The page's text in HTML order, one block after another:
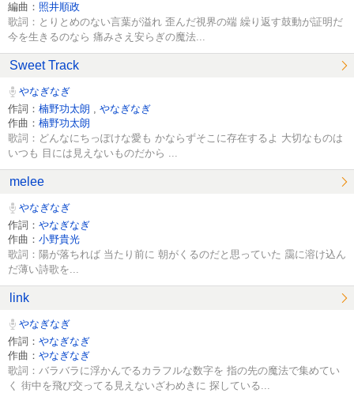
編曲： 照井順政
歌詞：とりとめのない言葉が溢れ 歪んだ視界の端 繰り返す鼓動が証明だ
今を生きるのなら 痛みさえ安らぎの魔法...
Sweet Track
やなぎなぎ
作詞： 楠野功太朗
やなぎなぎ
作曲： 楠野功太朗
歌詞：どんなにちっぽけな愛も かならずそこに存在するよ 大切なものは
いつも 目には見えないものだから ...
melee
やなぎなぎ
作詞： やなぎなぎ
作曲： 小野貴光
歌詞：陽が落ちれば 当たり前に 朝がくるのだと思っていた 靄に溶け込ん
だ薄い詩歌を...
link
やなぎなぎ
作詞： やなぎなぎ
作曲： やなぎなぎ
歌詞：バラバラに浮かんでるカラフルな数字を 指の先の魔法で集めてい
く 街中を飛び交ってる見えないざわめきに 探している...